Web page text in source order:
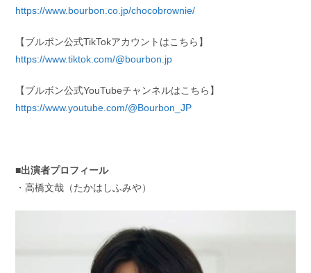
https://www.bourbon.co.jp/chocobrownie/
【ブルボン公式TikTokアカウントはこちら】
https://www.tiktok.com/@bourbon.jp
【ブルボン公式YouTubeチャンネルはこちら】
https://www.youtube.com/@Bourbon_JP
■出演者プロフィール
・高橋文哉（たかはしふみや）